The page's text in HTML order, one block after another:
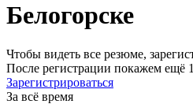
Белогорске
Чтобы видеть все резюме,
После регистрации покажем ещё
Зарегистрироваться
За всё время